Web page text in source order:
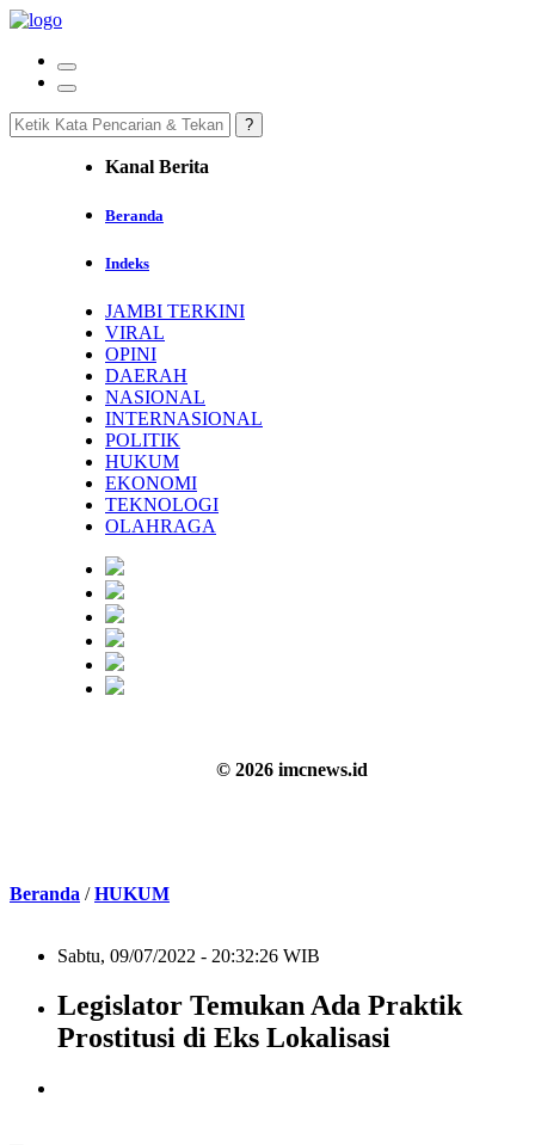
Kanal Berita
Beranda
Indeks
JAMBI TERKINI
VIRAL
OPINI
DAERAH
NASIONAL
INTERNASIONAL
POLITIK
HUKUM
EKONOMI
TEKNOLOGI
OLAHRAGA
© 2026 imcnews.id
Beranda /HUKUM
Sabtu, 09/07/2022 - 20:32:26 WIB
Legislator Temukan Ada Praktik
Prostitusi di Eks Lokalisasi